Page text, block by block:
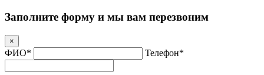
Заполните форму и мы вам перезвоним
×
ФИО* Телефон*